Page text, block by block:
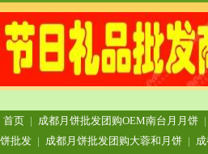
首页 | 成都月饼批发团购OEM南台月月饼 |
饼批发 | 成都月饼批发团购大蓉和月饼 |